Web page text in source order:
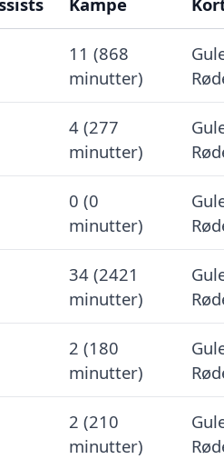
11 (868
minutter)
4 (277
minutter)
0 (0
minutter)
34 (2421
minutter)
2 (180
minutter)
2 (210
minutter)